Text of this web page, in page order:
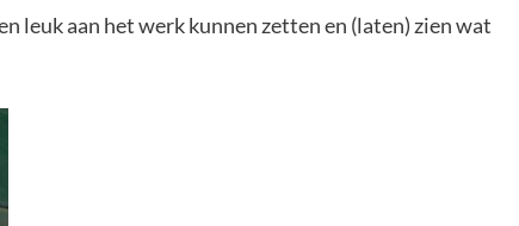
leuk aan het werk kunnen zetten en (laten) zien wat